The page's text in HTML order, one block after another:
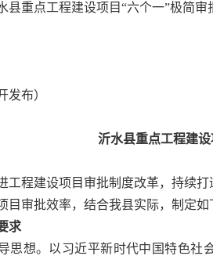
县重点工程建设项目“六个一”极简
发布）
沂水县重点工程建
工程建设项目审批制度改革，持续
目审批效率，结合我县实际，制定如
求
导思想。以习近平新时代中国特色